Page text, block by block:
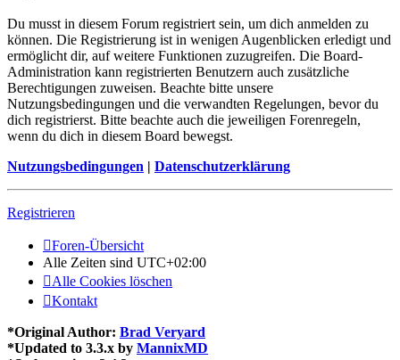
Du musst in diesem Forum registriert sein, um dich anmelden zu
können. Die Registrierung ist in wenigen Augenblicken erledigt und
ermöglicht dir, auf weitere Funktionen zuzugreifen. Die Board-
Administration kann registrierten Benutzern auch zusätzliche
Berechtigungen zuweisen. Beachte bitte unsere
Nutzungsbedingungen und die verwandten Regelungen, bevor du
dich registrierst. Bitte beachte auch die jeweiligen Forenregeln,
wenn du dich in diesem Board bewegst.
Nutzungsbedingungen | Datenschutzerklärung
Registrieren
Foren-Übersicht
Alle Zeiten sind UTC+02:00
Alle Cookies löschen
Kontakt
*Original Author: Brad Veryard
*Updated to 3.3.x by MannixMD